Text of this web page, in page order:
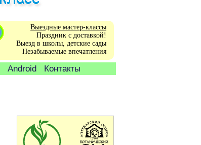
Выездные мастер-классы
Праздник с доставкой!
Выезд в школы, детские сады
Незабываемые впечатления
Android Контакты